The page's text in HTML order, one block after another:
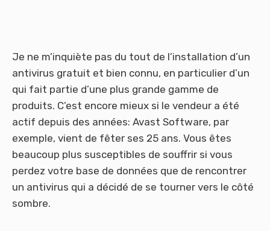
Je ne m’inquiète pas du tout de ​​l’installation d’un
antivirus gratuit et bien connu, en particulier d’un
qui fait partie d’une plus grande gamme de
produits. C’est encore mieux si le vendeur a été
actif depuis des années: Avast Software, par
exemple, vient de fêter ses 25 ans. Vous êtes
beaucoup plus susceptibles de souffrir si vous
perdez votre base de données que de rencontrer
un antivirus qui a décidé de se tourner vers le côté
sombre.